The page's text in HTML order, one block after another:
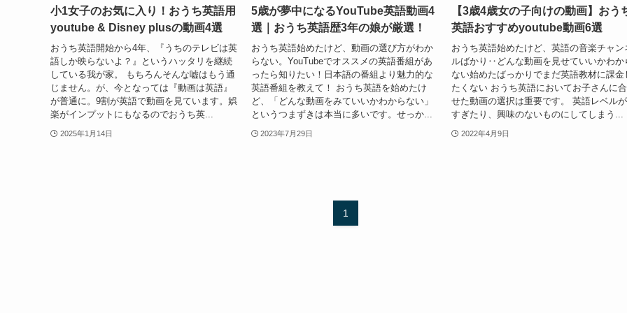
小1女子のお気に入り！おうち英語用
youtube & Disney plusの動画4選
おうち英語開始から4年、『うちのテレビは英
語しか映らないよ？』というハッタリを継続
している我が家。 もちろんそんな嘘はもう通
じません。が、今となっては『動画は英語』
が普通に。9割が英語で動画を見ています。娯
楽がインプットにもなるのでおうち英...
2025年1月14日
5歳が夢中になるYouTube英語動画4
選｜おうち英語歴3年の娘が厳選！
おうち英語始めたけど、動画の選び方がわか
らない。YouTubeでオススメの英語番組があ
ったら知りたい！日本語の番組より魅力的な
英語番組を教えて！ おうち英語を始めたけ
ど、「どんな動画をみていいかわからない」
というつまずきは本当に多いです。せっか...
2023年7月29日
【3歳4歳女の子向けの動画】おう
英語おすすめyoutube動画6選
おうち英語始めたけど、英語の音楽チャン
ルばかり‥どんな動画を見せていいかわか
ない始めたばっかりでまだ英語教材に課金
たくない おうち英語においてお子さんに
せた動画の選択は重要です。 英語レベル
すぎたり、興味のないものにしてしまう...
2022年4月9日
1